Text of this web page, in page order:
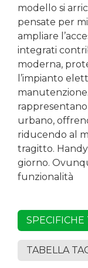
modello si
pensate per
ampliare
integrati
moderna,
l’impianto
urbano,
riducendo al
tragitto.
giorno.
funzionalità
SPECIFICHE
TABELLA